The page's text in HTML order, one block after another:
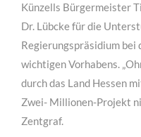
Künzells Bürgermeister
Dr. Lübcke für die
Regierungspräsidium bei
wichtigen Vorhabens.
durch das Land Hessen
Zwei- Millionen-Projekt
Zentgraf.
elit. Aenean